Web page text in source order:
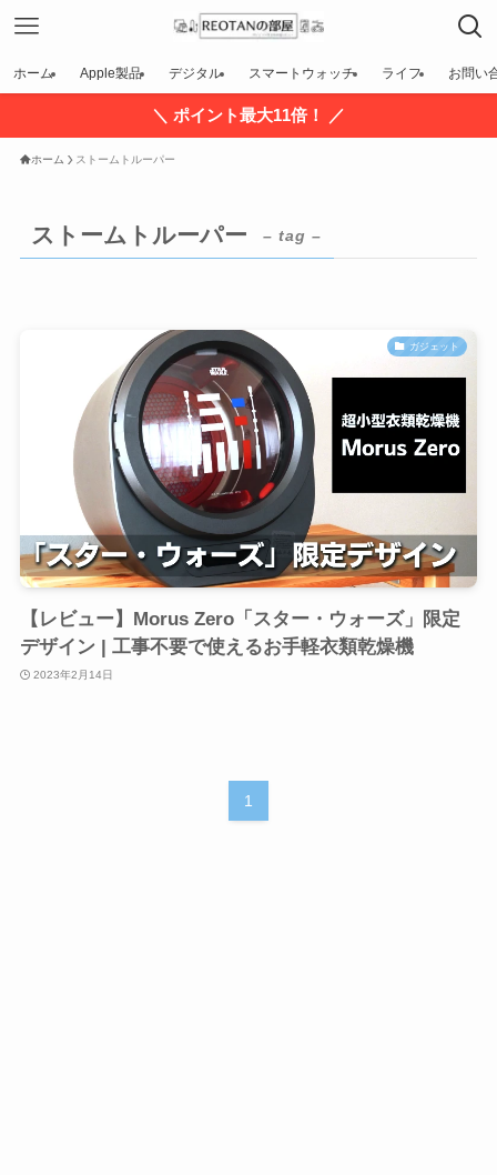
ホーム Apple製品 デジタル スマートウォッチ ライフ お問い
＼ ポイント最大11倍！ ／
ホーム ストームトルーパー
ストームトルーパー – tag –
ガジェット
【レビュー】Morus Zero「スター・ウォーズ」限定
デザイン | 工事不要で使えるお手軽衣類乾燥機
2023年2月14日
1